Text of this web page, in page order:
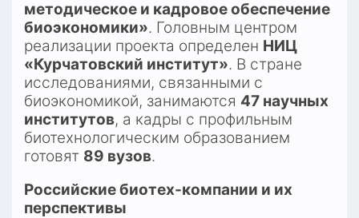
методическое и кадровое обеспечение
биоэкономики». Головным центром
реализации проекта определен НИЦ
«Курчатовский институт». В стране
исследованиями, связанными с
биоэкономикой, занимаются 47 научных
институтов, а кадры с профильным
биотехнологическим образованием
готовят 89 вузов.​
Российские биотех-компании и их
перспективы